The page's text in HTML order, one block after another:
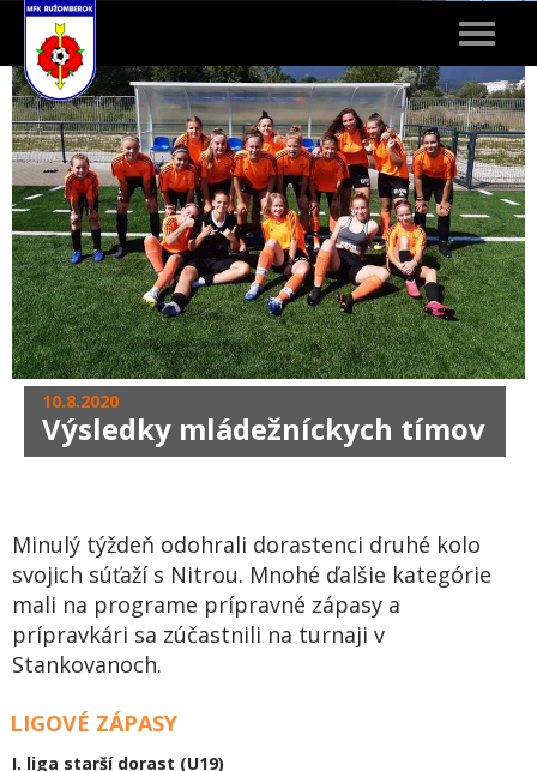
Toggle
10.8.2020
Výsledky mládežníckych tímov
Minulý týždeň odohrali dorastenci druhé kolo
svojich súťaží s Nitrou. Mnohé ďalšie kategórie
mali na programe prípravné zápasy a
prípravkári sa zúčastnili na turnaji v
Stankovanoch.
LIGOVÉ ZÁPASY
I. liga starší dorast (U19)